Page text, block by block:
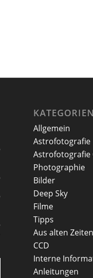
KATEGORIEN
Allgemein
Astrofotografie
Astrofotografie
Photographie
Bilder
Deep Sky
Filme
Tipps
Aus alten Zeiten
CCD
Interne
Anleitungen